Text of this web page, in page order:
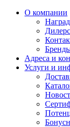
О компании
Адреса и
Услуги и